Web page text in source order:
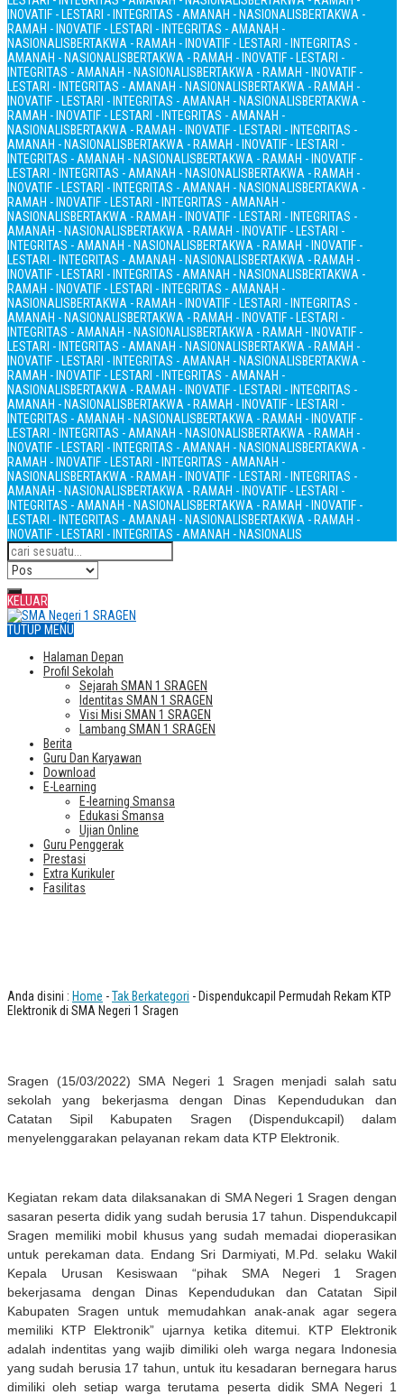
INOVATIF - LESTARI - INTEGRITAS - AMANAH - NASIONALISBERTAKWA -
RAMAH - INOVATIF - LESTARI - INTEGRITAS - AMANAH -
NASIONALISBERTAKWA - RAMAH - INOVATIF - LESTARI - INTEGRITAS -
AMANAH - NASIONALISBERTAKWA - RAMAH - INOVATIF - LESTARI -
INTEGRITAS - AMANAH - NASIONALISBERTAKWA - RAMAH - INOVATIF -
LESTARI - INTEGRITAS - AMANAH - NASIONALISBERTAKWA - RAMAH -
INOVATIF - LESTARI - INTEGRITAS - AMANAH - NASIONALISBERTAKWA -
RAMAH - INOVATIF - LESTARI - INTEGRITAS - AMANAH -
NASIONALISBERTAKWA - RAMAH - INOVATIF - LESTARI - INTEGRITAS -
AMANAH - NASIONALISBERTAKWA - RAMAH - INOVATIF - LESTARI -
INTEGRITAS - AMANAH - NASIONALISBERTAKWA - RAMAH - INOVATIF -
LESTARI - INTEGRITAS - AMANAH - NASIONALISBERTAKWA - RAMAH -
INOVATIF - LESTARI - INTEGRITAS - AMANAH - NASIONALISBERTAKWA -
RAMAH - INOVATIF - LESTARI - INTEGRITAS - AMANAH -
NASIONALISBERTAKWA - RAMAH - INOVATIF - LESTARI - INTEGRITAS -
AMANAH - NASIONALISBERTAKWA - RAMAH - INOVATIF - LESTARI -
INTEGRITAS - AMANAH - NASIONALISBERTAKWA - RAMAH - INOVATIF -
LESTARI - INTEGRITAS - AMANAH - NASIONALISBERTAKWA - RAMAH -
INOVATIF - LESTARI - INTEGRITAS - AMANAH - NASIONALISBERTAKWA -
RAMAH - INOVATIF - LESTARI - INTEGRITAS - AMANAH -
NASIONALISBERTAKWA - RAMAH - INOVATIF - LESTARI - INTEGRITAS -
AMANAH - NASIONALISBERTAKWA - RAMAH - INOVATIF - LESTARI -
INTEGRITAS - AMANAH - NASIONALISBERTAKWA - RAMAH - INOVATIF -
LESTARI - INTEGRITAS - AMANAH - NASIONALISBERTAKWA - RAMAH -
INOVATIF - LESTARI - INTEGRITAS - AMANAH - NASIONALISBERTAKWA -
RAMAH - INOVATIF - LESTARI - INTEGRITAS - AMANAH -
NASIONALISBERTAKWA - RAMAH - INOVATIF - LESTARI - INTEGRITAS -
AMANAH - NASIONALISBERTAKWA - RAMAH - INOVATIF - LESTARI -
INTEGRITAS - AMANAH - NASIONALISBERTAKWA - RAMAH - INOVATIF -
LESTARI - INTEGRITAS - AMANAH - NASIONALISBERTAKWA - RAMAH -
INOVATIF - LESTARI - INTEGRITAS - AMANAH - NASIONALISBERTAKWA -
RAMAH - INOVATIF - LESTARI - INTEGRITAS - AMANAH -
NASIONALISBERTAKWA - RAMAH - INOVATIF - LESTARI - INTEGRITAS -
AMANAH - NASIONALISBERTAKWA - RAMAH - INOVATIF - LESTARI -
INTEGRITAS - AMANAH - NASIONALISBERTAKWA - RAMAH - INOVATIF -
LESTARI - INTEGRITAS - AMANAH - NASIONALISBERTAKWA - RAMAH -
INOVATIF - LESTARI - INTEGRITAS - AMANAH - NASIONALIS
KELUAR
TUTUP MENU
Halaman Depan
Profil Sekolah
Sejarah SMAN 1 SRAGEN
Identitas SMAN 1 SRAGEN
Visi Misi SMAN 1 SRAGEN
Lambang SMAN 1 SRAGEN
Berita
Guru Dan Karyawan
Download
E-Learning
E-learning Smansa
Edukasi Smansa
Ujian Online
Guru Penggerak
Prestasi
Extra Kurikuler
Fasilitas
Anda disini : Home -Tak Berkategori - Dispendukcapil Permudah Rekam KTP
Elektronik di SMA Negeri 1 Sragen
Sragen (15/03/2022) SMA Negeri 1 Sragen menjadi salah satu
sekolah yang bekerjasma dengan Dinas Kependudukan dan
Catatan Sipil Kabupaten Sragen (Dispendukcapil) dalam
menyelenggarakan pelayanan rekam data KTP Elektronik.
Kegiatan rekam data dilaksanakan di SMA Negeri 1 Sragen dengan
sasaran peserta didik yang sudah berusia 17 tahun. Dispendukcapil
Sragen memiliki mobil khusus yang sudah memadai dioperasikan
untuk perekaman data. Endang Sri Darmiyati, M.Pd. selaku Wakil
Kepala Urusan Kesiswaan “pihak SMA Negeri 1 Sragen
bekerjasama dengan Dinas Kependudukan dan Catatan Sipil
Kabupaten Sragen untuk memudahkan anak-anak agar segera
memiliki KTP Elektronik” ujarnya ketika ditemui. KTP Elektronik
adalah indentitas yang wajib dimiliki oleh warga negara Indonesia
yang sudah berusia 17 tahun, untuk itu kesadaran bernegara harus
dimiliki oleh setiap warga terutama peserta didik SMA Negeri 1